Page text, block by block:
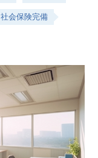
社会保険完備